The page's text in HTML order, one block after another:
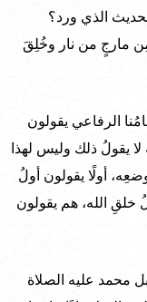
الذي ورد؟
مارجٍ من نار وخُلِقَ
الرفاعي يقولون
لا يقولُ ذلك وليس لهذا
أولًا يقولون أولُ
خلقِ الله، هم يقولون
محمد عليه الصلاة